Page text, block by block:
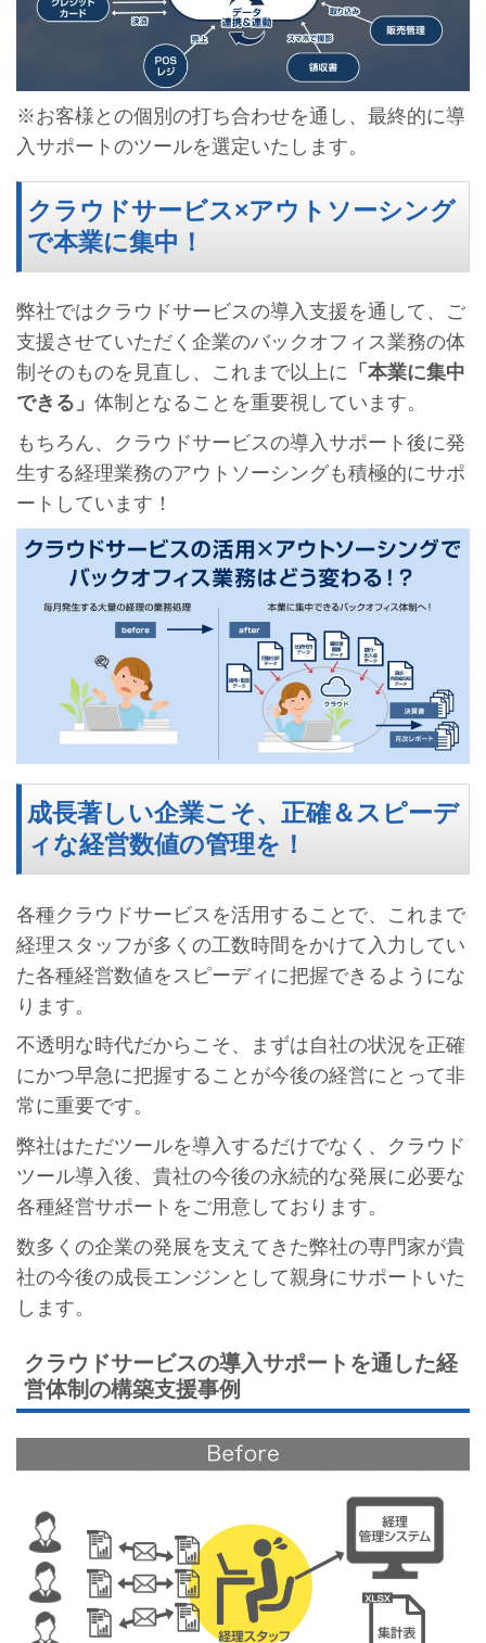
※お客様との個別の打ち合わせを通し、最終的に導
入サポートのツールを選定いたします。
クラウドサービス×アウトソーシング
で本業に集中！
弊社ではクラウドサービスの導入支援を通して、ご
支援させていただく企業のバックオフィス業務の体
制そのものを見直し、これまで以上に 「本業に集中
できる」 体制となることを重要視しています。
もちろん、クラウドサービスの導入サポート後に発
生する経理業務のアウトソーシングも積極的にサポ
ートしています！
成長著しい企業こそ、正確＆スピーデ
ィな経営数値の管理を！
各種クラウドサービスを活用することで、これまで
経理スタッフが多くの工数時間をかけて入力してい
た各種経営数値をスピーディに把握できるようにな
ります。
不透明な時代だからこそ、まずは自社の状況を正確
にかつ早急に把握することが今後の経営にとって非
常に重要です。
弊社はただツールを導入するだけでなく、クラウド
ツール導入後、貴社の今後の永続的な発展に必要な
各種経営サポートをご用意しております。
数多くの企業の発展を支えてきた弊社の専門家が貴
社の今後の成長エンジンとして親身にサポートいた
します。
クラウドサービスの導入サポートを通した経
営体制の構築支援事例